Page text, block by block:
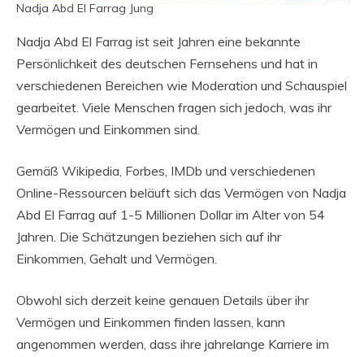
Nadja Abd El Farrag Jung
Nadja Abd El Farrag ist seit Jahren eine bekannte
Persönlichkeit des deutschen Fernsehens und hat in
verschiedenen Bereichen wie Moderation und Schauspiel
gearbeitet. Viele Menschen fragen sich jedoch, was ihr
Vermögen und Einkommen sind.
Gemäß Wikipedia, Forbes, IMDb und verschiedenen
Online-Ressourcen beläuft sich das Vermögen von Nadja
Abd El Farrag auf 1-5 Millionen Dollar im Alter von 54
Jahren. Die Schätzungen beziehen sich auf ihr
Einkommen, Gehalt und Vermögen.
Obwohl sich derzeit keine genauen Details über ihr
Vermögen und Einkommen finden lassen, kann
angenommen werden, dass ihre jahrelange Karriere im